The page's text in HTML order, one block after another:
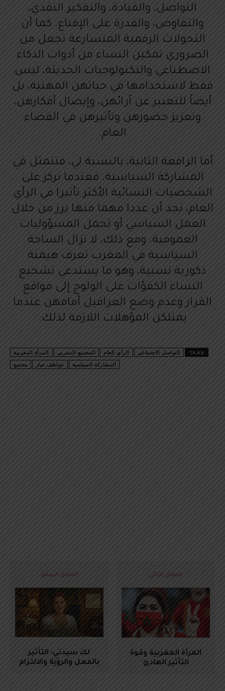
التواصل، والقيادة، والتفكير النقدي،
والتفاوض، والقدرة على الإقناع. كما أن
التحولات الرقمية المتسارعة تجعل من
الضروري تمكين النساء من أدوات الذكاء
الاصطناعي والتكنولوجيات الحديثة، ليس
فقط لاستخدامها في حياتهن المهنية، بل
أيضاً للتعبير عن آرائهن، وإيصال أفكارهن،
وتعزيز حضورهن وتأثيرهن في الفضاء
العام.
أما الرافعة الثانية، بالنسبة لي، فتتمثل في
المشاركة السياسية. فعندما نركز على
الشخصيات النسائية الأكثر تأثيرا في الرأي
العام، نجد أن عددا مهما منها برز من خلال
العمل السياسي أو تحمل المسؤوليات
العمومية. ومع ذلك، لا تزال الساحة
السياسية في المغرب تعرف هيمنة
ذكورية نسبية، وهو ما يستدعي تشجيع
النساء الكفؤات على الولوج إلى مواقع
القرار وعدم وضع العراقيل أمامهن عندما
يمتلكن المؤهلات اللازمة لذلك.
TAGS التواصل الاجتماعي الرأي العام المجتمع المغربي المرأة المغربية
المشاركة السياسية عواطف حيار مجتمع
المقال السابق
لك سيدتي: التأثير
بالفعل والرؤية والالتزام
المقال التالي
المرأة المغربية وقوة
التأثير الهادئ